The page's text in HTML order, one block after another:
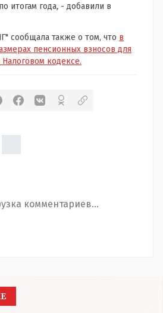
итогам года, - добавили в
сообщала также о том, что в
пенсионных взносов для
кодексе.
комментариев...